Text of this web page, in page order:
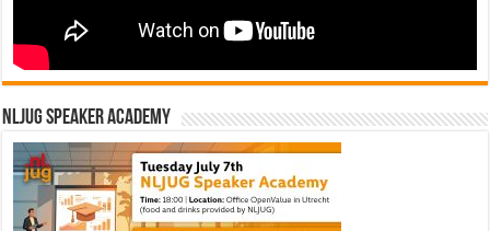
NLJUG Speaker Academy